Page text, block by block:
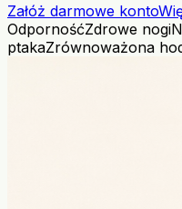
Załóż darmowe konto
OdpornośćZdrowe nogi
ptakaZrównoważona